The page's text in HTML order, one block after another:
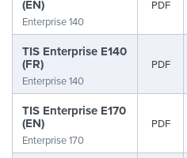
(EN)
Enterprise 140
PDF
TIS Enterprise E140
(FR)
Enterprise 140
PDF
TIS Enterprise E170
(EN)
Enterprise 170
PDF